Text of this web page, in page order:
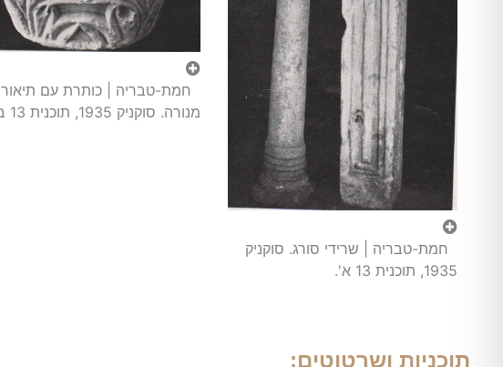
חמת-טבריה | שרידי סורג. סוקניק
1935, תוכנית 13 א'.
חמת-טבריה | כותרת עם תיאור
מנורה. סוקניק 1935, תוכנית 13 ב'.
תוכניות ושרטוטים: